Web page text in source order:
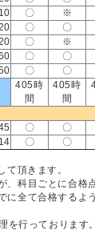
10 〇 ※
〇 〇
〇 ※
〇 〇
〇 〇
405時
間
405時
間
〇 〇
14 〇 〇
て頂きます。
科目ごとに合格
全て合格するよ
を行っております。